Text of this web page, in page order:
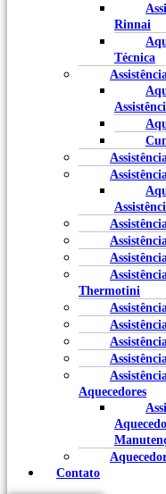
Rinnai
Técnica
Thermotini
Aquecedores
Contato